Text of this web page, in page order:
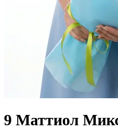
9 Маттиол